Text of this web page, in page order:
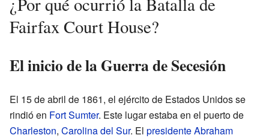
Fairfax Court House?
El inicio de la Guerra de Secesión
El 15 de abril de 1861, el ejército de Estados Unidos se
rindió en Fort Sumter. Este lugar estaba en el puerto de
Charleston, Carolina del Sur. El presidenteAbraham